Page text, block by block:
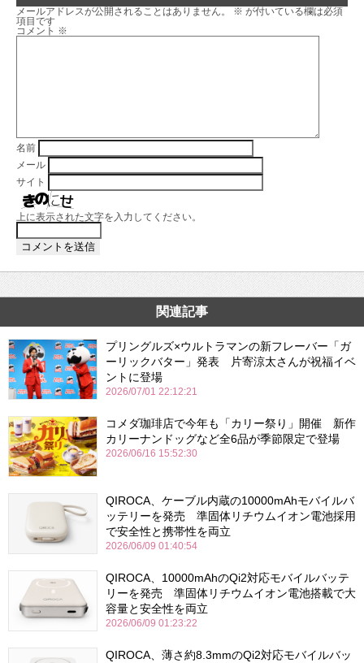
メールアドレスが公開されることはありません。 ※ が付いている欄は必須
項目です
コメント ※
名前
メール
サイト
上に表示された文字を入力してください。
関連記事
プリングルズ×ウルトラマンの新フレーバー「ガ
ーリックバター」発表 片寄涼太さんが祝福イベ
ントに登場
2026/07/01 22:12:21
コメダ珈琲店で今年も「カリー祭り」開催 新作
カリーナンドッグなど全6品が季節限定で登場
2026/06/16 15:52:30
QIROCA、ケーブル内蔵の10000mAhモバイルバ
ッテリーを発売 準固体リチウムイオン電池採用
で安全性と携帯性を両立
2026/06/09 01:40:54
QIROCA、10000mAhのQi2対応モバイルバッテ
リーを発売 準固体リチウムイオン電池搭載で大
容量と安全性を両立
2026/06/09 01:23:22
QIROCA、薄さ約8.3mmのQi2対応モバイルバッ